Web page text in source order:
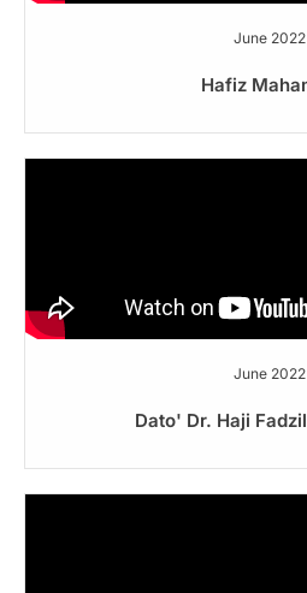
June 2022
Hafiz
June 2022
Dato' Dr. Haji